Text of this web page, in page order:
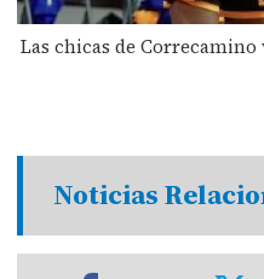
Las chicas de
Noticias